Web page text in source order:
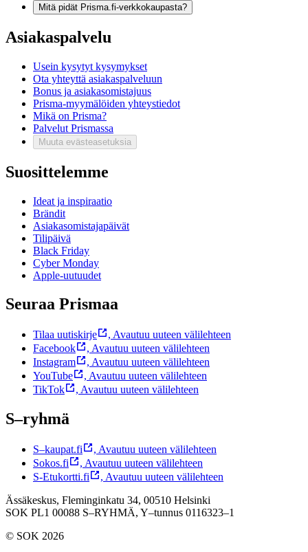
Mitä pidät Prisma.fi-verkkokaupasta?
Asiakaspalvelu
Usein kysytyt kysymykset
Ota yhteyttä asiakaspalveluun
Bonus ja asiakasomistajuus
Prisma-myymälöiden yhteystiedot
Mikä on Prisma?
Palvelut Prismassa
Muuta evästeasetuksia
Suosittelemme
Ideat ja inspiraatio
Brändit
Asiakasomistajapäivät
Tilipäivä
Black Friday
Cyber Monday
Apple-uutuudet
Seuraa Prismaa
Tilaa uutiskirje , Avautuu uuteen välilehteen
Facebook
, Avautuu uuteen välilehteen
Instagram
, Avautuu uuteen välilehteen
YouTube
, Avautuu uuteen välilehteen
TikTok
, Avautuu uuteen välilehteen
S–ryhmä
S–kaupat.fi , Avautuu uuteen välilehteen
Sokos.fi
, Avautuu uuteen välilehteen
S-Etukortti.fi
, Avautuu uuteen välilehteen
Ässäkeskus, Fleminginkatu 34, 00510 Helsinki
SOK PL1 00088 S–RYHMÄ, Y–tunnus 0116323–1
© SOK 2026